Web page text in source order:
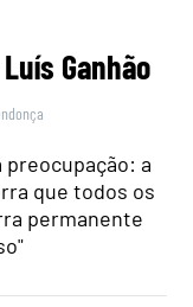
Ganhão
a
que todos os
permanente